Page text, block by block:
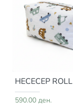
НЕСЕСЕР ROLL
590.00 ден.